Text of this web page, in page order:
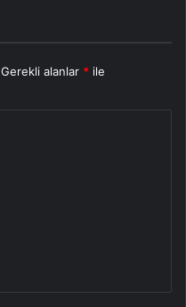
Gerekli alanlar * ile